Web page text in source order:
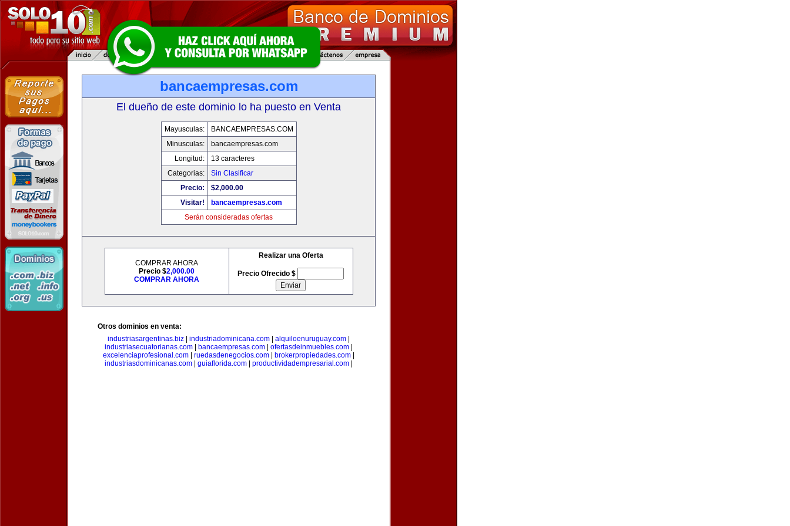
bancaempresas.com
El dueño de este dominio lo ha puesto en Venta
Mayusculas:
BANCAEMPRESAS.COM
Minusculas:
bancaempresas.com
Longitud:
13 caracteres
Categorias:
Sin Clasificar
Precio:
$2,000.00
Visitar!
bancaempresas.com
Serán consideradas ofertas
COMPRAR AHORA
Precio $2,000.00
COMPRAR AHORA
Realizar una Oferta
Precio Ofrecido $
Otros dominios en venta:
industriasargentinas.biz
industriadominicana.com alquiloenuruguay.com
industriasecuatorianas.com
bancaempresas.com ofertasdeinmuebles.com
excelenciaprofesional.com
ruedasdenegocios.com brokerpropiedades.com
industriasdominicanas.com
guiaflorida.com productividadempresarial.com